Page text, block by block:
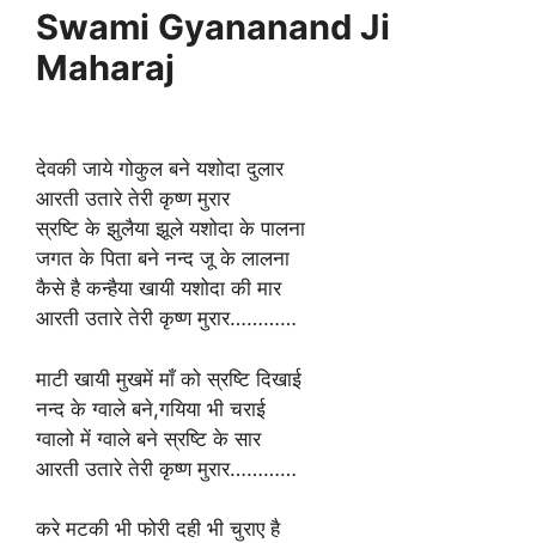
Swami Gyananand Ji
Maharaj
देवकी जाये गोकुल बने यशोदा दुलार
आरती उतारे तेरी कृष्ण मुरार
स्रष्टि के झुलैया झूले यशोदा के पालना
जगत के पिता बने नन्द जू के लालना
कैसे है कन्हैया खायी यशोदा की मार
आरती उतारे तेरी कृष्ण मुरार…………
माटी खायी मुखमें माँ को स्रष्टि दिखाई
नन्द के ग्वाले बने,गयिया भी चराई
ग्वालो में ग्वाले बने स्रष्टि के सार
आरती उतारे तेरी कृष्ण मुरार…………
करे मटकी भी फोरी दही भी चुराए है